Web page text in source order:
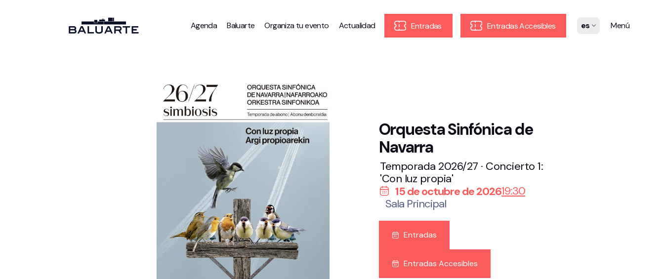
Agenda Baluarte Organiza tu evento Actualidad Entradas Entradas Accesibles es Menú
Orquesta Sinfónica de
Navarra
Temporada 2026/27 · Concierto 1:
'Con luz propia'
15 de octubre de 202619:30
Sala Principal
Entradas
Entradas Accesibles